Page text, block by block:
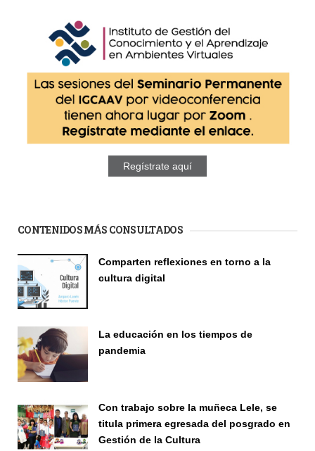
Regístrate aquí
CONTENIDOS MÁS CONSULTADOS
Comparten reflexiones en torno a la
cultura digital
La educación en los tiempos de
pandemia
Con trabajo sobre la muñeca Lele, se
titula primera egresada del posgrado en
Gestión de la Cultura